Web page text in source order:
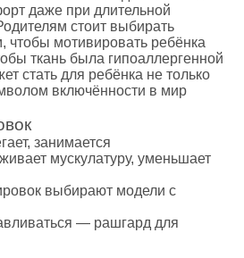
даже при длительной
стоит выбирать
чтобы мотивировать ребёнка
ткань была гипоаллергенной
стать для ребёнка не только
включённости в мир
занимается
мускулатуру, уменьшает
выбирают модели с
— рашгард для